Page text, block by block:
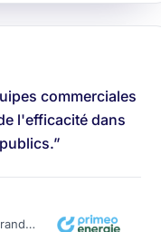
commerciales
l'efficacité dans
Responsable des ventes grands comptes